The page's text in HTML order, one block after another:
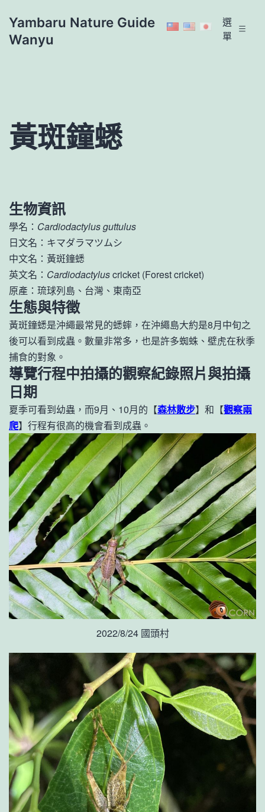
Yambaru Nature Guide
Wanyu
選
單
黃斑鐘蟋
生物資訊
學名： Cardiodactylus guttulus
日文名：キマダラマツムシ
中文名：黃斑鐘蟋
英文名： Cardiodactyluscricket (Forest cricket)
原產：琉球列島、台灣、東南亞
生態與特徵
黃斑鐘蟋是沖繩最常見的蟋蟀，在沖繩島大約是8月中旬之
後可以看到成蟲。數量非常多，也是許多蜘蛛、壁虎在秋季
捕食的對象。
導覽行程中拍攝的觀察紀錄照片與拍攝
日期
夏季可看到幼蟲，而9月、10月的【森林散步】和【觀察兩
爬】行程有很高的機會看到成蟲。
2022/8/24 國頭村